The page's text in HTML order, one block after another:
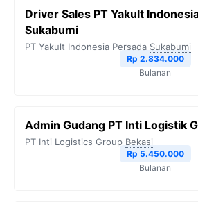
Driver Sales PT Yakult
Sukabumi
PT Yakult Indonesia Persada Sukabumi
Rp 2.834.000
Bulanan
Admin Gudang PT Inti Logistik
PT Inti Logistics Group Bekasi
Rp 5.450.000
Bulanan